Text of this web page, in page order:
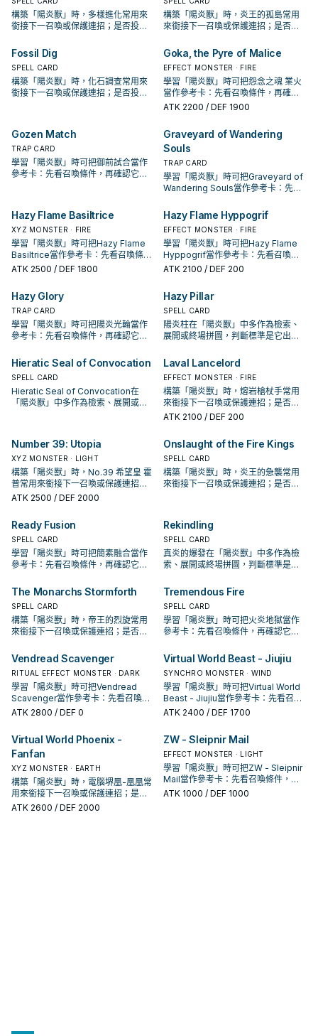
構築「陽炎獸」時，多樣進化常用來
銜接下一召喚或保護連招；是否投入
構築「陽炎獸」時，炎王的孤島常用
來銜接下一召喚或保護連招；是否投
Fossil Dig
SPELL CARD
構築「陽炎獸」時，化石調查常用來
銜接下一召喚或保護連招；是否投入
Goka, the Pyre of Malice
EFFECT MONSTER · FIRE
學習「陽炎獸」時可把怨念之魂 業火
當作參考卡：先看召喚條件，再確認
它是起手、展開還是收益卡。
ATK 2200 / DEF 1900
Gozen Match
TRAP CARD
學習「陽炎獸」時可把御前試合當作
參考卡：先看召喚條件，再確認它是
Graveyard of Wandering
Souls
TRAP CARD
學習「陽炎獸」時可把Graveyard of
Wandering Souls當作參考卡：先看
是收益卡。
Hazy Flame Basiltrice
XYZ MONSTER · FIRE
學習「陽炎獸」時可把Hazy Flame
Basiltrice當作參考卡：先看召喚條
件，再確認它是起手、展開還是收益
ATK 2500 / DEF 1800
Hazy Flame Hyppogrif
EFFECT MONSTER · FIRE
學習「陽炎獸」時可把Hazy Flame
Hyppogrif當作參考卡：先看召喚條
件，再確認它是起手、展開還是收益
ATK 2100 / DEF 200
Hazy Glory
TRAP CARD
學習「陽炎獸」時可把陽炎光輪當作
參考卡：先看召喚條件，再確認它是
Hazy Pillar
SPELL CARD
陽炎柱在「陽炎獸」中多作為檢索、
展開或終場拼圖，判斷標準是它出現
Hieratic Seal of Convocation
SPELL CARD
Hieratic Seal of Convocation在
「陽炎獸」中多作為檢索、展開或終
Laval Lancelord
EFFECT MONSTER · FIRE
構築「陽炎獸」時，熔岩槍杖手常用
來銜接下一召喚或保護連招；是否投
入取決於你的手坑／解場配置。
ATK 2100 / DEF 200
Number 39: Utopia
XYZ MONSTER · LIGHT
構築「陽炎獸」時，No.39 希望皇 霍
普常用來銜接下一召喚或保護連招；
是否投入取決於你的手坑／解場配
ATK 2500 / DEF 2000
Onslaught of the Fire Kings
SPELL CARD
構築「陽炎獸」時，炎王的急襲常用
來銜接下一召喚或保護連招；是否投
Ready Fusion
SPELL CARD
學習「陽炎獸」時可把簡素融合當作
參考卡：先看召喚條件，再確認它是
Rekindling
SPELL CARD
真炎的爆發在「陽炎獸」中多作為檢
索、展開或終場拼圖，判斷標準是它
The Monarchs Stormforth
SPELL CARD
構築「陽炎獸」時，帝王的烈旋常用
來銜接下一召喚或保護連招；是否投
Tremendous Fire
SPELL CARD
學習「陽炎獸」時可把火炎地獄當作
參考卡：先看召喚條件，再確認它是
Vendread Scavenger
RITUAL EFFECT MONSTER · DARK
學習「陽炎獸」時可把Vendread
Scavenger當作參考卡：先看召喚條
件，再確認它是起手、展開還是收益
ATK 2800 / DEF 0
Virtual World Beast - Jiujiu
SYNCHRO MONSTER · WIND
學習「陽炎獸」時可把Virtual World
Beast - Jiujiu當作參考卡：先看召喚
條件，再確認它是起手、展開還是收
ATK 2400 / DEF 1700
Virtual World Phoenix -
Fanfan
XYZ MONSTER · EARTH
構築「陽炎獸」時，電腦堺凰-凰凰常
用來銜接下一召喚或保護連招；是否
投入取決於你的手坑／解場配置。
ATK 2600 / DEF 2000
ZW - Sleipnir Mail
EFFECT MONSTER · LIGHT
學習「陽炎獸」時可把ZW - Sleipnir
Mail當作參考卡：先看召喚條件，再
確認它是起手、展開還是收益卡。
ATK 1000 / DEF 1000